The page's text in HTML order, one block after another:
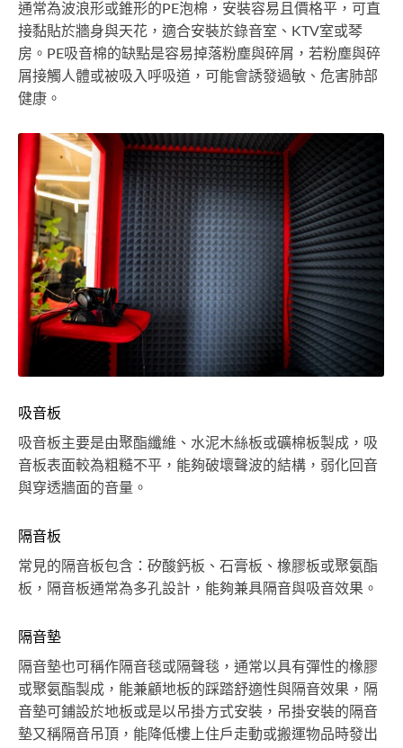
通常為波浪形或錐形的PE泡棉，安裝容易且價格平，可直
接黏貼於牆身與天花，適合安裝於錄音室、KTV室或琴
房。PE吸音棉的缺點是容易掉落粉塵與碎屑，若粉塵與碎
屑接觸人體或被吸入呼吸道，可能會誘發過敏、危害肺部
健康。
吸音板
吸音板主要是由聚酯纖維、水泥木絲板或礦棉板製成，吸
音板表面較為粗糙不平，能夠破壞聲波的結構，弱化回音
與穿透牆面的音量。
隔音板
常見的隔音板包含：矽酸鈣板、石膏板、橡膠板或聚氨酯
板，隔音板通常為多孔設計，能夠兼具隔音與吸音效果。
隔音墊
隔音墊也可稱作隔音毯或隔聲毯，通常以具有彈性的橡膠
或聚氨酯製成，能兼顧地板的踩踏舒適性與隔音效果，隔
音墊可鋪設於地板或是以吊掛方式安裝，吊掛安裝的隔音
墊又稱隔音吊頂，能降低樓上住戶走動或搬運物品時發出